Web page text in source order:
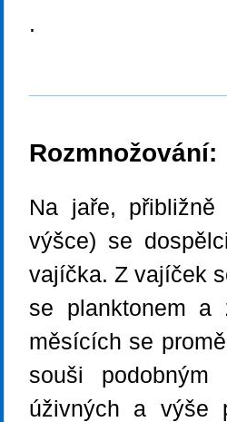
.
Rozmnožování:
Na jaře,
výšce) se
vajíčka. Z vajíček
se planktonem a
měsících se
souši
úživných a výše